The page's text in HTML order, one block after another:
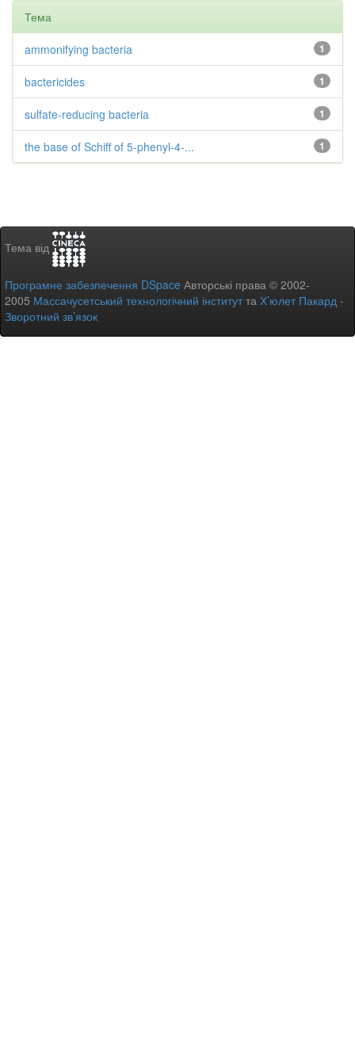
Тема
1
ammonifying bacteria
1
bactericides
1
sulfate-reducing bacteria
1
the base of Schiff of 5-phenyl-4-...
Тема від
Програмне забезпечення DSpace Авторські права © 2002-
2005 Массачусетський технологічний інститутта Х’юлет Пакард -
Зворотний зв’язок